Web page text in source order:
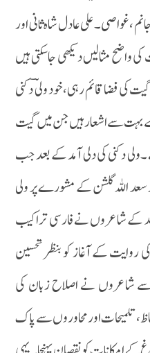
،غواصی ۔علی عادل شاہ ثانی اور
واضح مثالیں دیکھی جاسکتی ہیں
کی فضا قائم رہی ،خود ولی ؔ دکنی
بہت سے اشعار ہیں جن میں گیت
۔ولی دکنی کی دلی آمد کے بعد جب
اللہ گلشن کے مشورے پر ولی
کے شاعروں نے فارسی تراکیب
روایت کے آغاز کو بنظر تحسین
شاعروں نے اصلاح زبان کی
،تلمیحات اور محاوروں سے پاک